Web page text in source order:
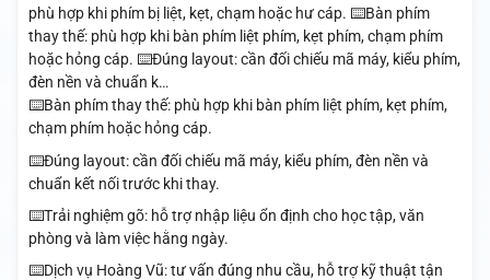
phù hợp khi phím bị liệt, kẹt, chạm hoặc hư cáp. ⌨️Bàn phím
thay thế: phù hợp khi bàn phím liệt phím, kẹt phím, chạm phím
hoặc hỏng cáp. ⌨️Đúng layout: cần đối chiếu mã máy, kiểu phím,
đèn nền và chuẩn k…
⌨️Bàn phím thay thế: phù hợp khi bàn phím liệt phím, kẹt phím,
chạm phím hoặc hỏng cáp.
⌨️Đúng layout: cần đối chiếu mã máy, kiểu phím, đèn nền và
chuẩn kết nối trước khi thay.
⌨️Trải nghiệm gõ: hỗ trợ nhập liệu ổn định cho học tập, văn
phòng và làm việc hằng ngày.
⌨️Dịch vụ Hoàng Vũ: tư vấn đúng nhu cầu, hỗ trợ kỹ thuật tận